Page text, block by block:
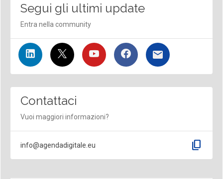
Segui gli ultimi update
Entra nella community
Contattaci
Vuoi maggiori informazioni?
info@agendadigitale.eu content_copy